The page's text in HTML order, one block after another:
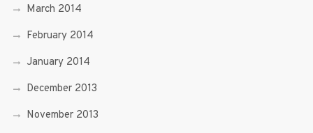
March 2014
February 2014
January 2014
December 2013
November 2013